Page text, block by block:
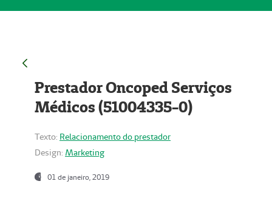
Prestador Oncoped Serviços
Médicos (51004335-0)
Texto: Relacionamento do prestador
Design: Marketing
01 de janeiro, 2019